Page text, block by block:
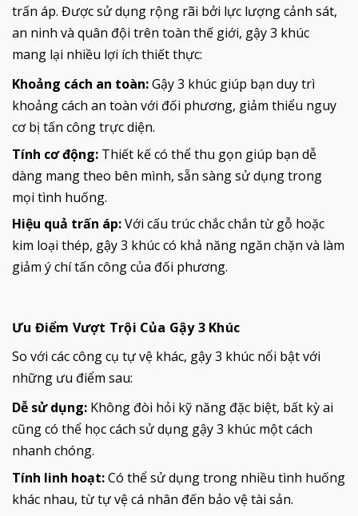
trấn áp. Được sử dụng rộng rãi bởi lực lượng cảnh sát,
an ninh và quân đội trên toàn thế giới, gậy 3 khúc
mang lại nhiều lợi ích thiết thực:
Khoảng cách an toàn:Gậy 3 khúc giúp bạn duy trì
khoảng cách an toàn với đối phương, giảm thiểu nguy
cơ bị tấn công trực diện.
Tính cơ động: Thiết kế có thể thu gọn giúp bạn dễ
dàng mang theo bên mình, sẵn sàng sử dụng trong
mọi tình huống.
Hiệu quả trấn áp:Với cấu trúc chắc chắn từ gỗ hoặc
kim loại thép, gậy 3 khúc có khả năng ngăn chặn và làm
giảm ý chí tấn công của đối phương.
Ưu Điểm Vượt Trội Của Gậy 3 Khúc
So với các công cụ tự vệ khác, gậy 3 khúc nổi bật với
những ưu điểm sau:
Dễ sử dụng: Không đòi hỏi kỹ năng đặc biệt, bất kỳ ai
cũng có thể học cách sử dụng gậy 3 khúc một cách
nhanh chóng.
Tính linh hoạt:Có thể sử dụng trong nhiều tình huống
khác nhau, từ tự vệ cá nhân đến bảo vệ tài sản.